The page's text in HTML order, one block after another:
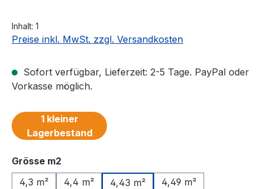
Inhalt: 1
Preise inkl. MwSt. zzgl. Versandkosten
Sofort verfügbar, Lieferzeit: 2-5 Tage. PayPal oder
Vorkasse möglich.
1 kleiner
Lagerbestand
Grösse m2
4,3 m²
4,4 m² 4,43 m²
4,49 m²